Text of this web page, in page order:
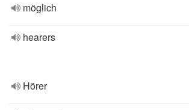
möglich
hearers
Hörer